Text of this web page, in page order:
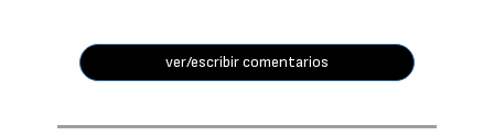
ver/escribir comentarios